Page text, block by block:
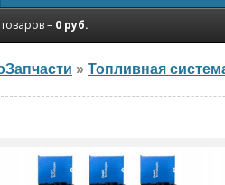
товаров – 0 руб.
» Топливная